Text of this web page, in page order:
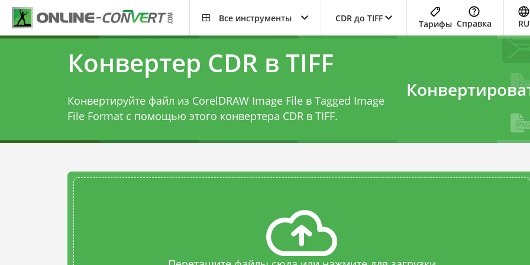
Все инструменты CDR до TIFF
Тарифы Справка RU
Конвертер CDR в TIFF
Конвертируйте файл из CorelDRAW Image File в Tagged Image
File Format с помощью этого конвертера CDR в TIFF.